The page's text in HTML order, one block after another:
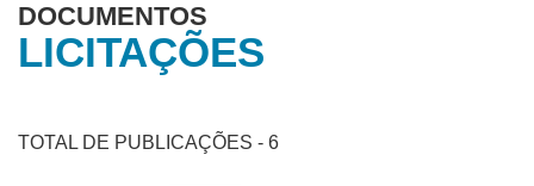
DOCUMENTOS
LICITAÇÕES
TOTAL DE PUBLICAÇÕES - 6